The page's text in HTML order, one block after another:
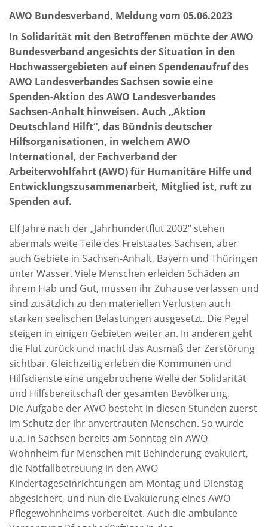
AWO Bundesverband, Meldung vom 05.06.2023
In Solidarität mit den Betroffenen möchte der AWO
Bundesverband angesichts der Situation in den
Hochwassergebieten auf einen Spendenaufruf des
AWO Landesverbandes Sachsen sowie eine
Spenden-Aktion des AWO Landesverbandes
Sachsen-Anhalt hinweisen. Auch „Aktion
Deutschland Hilft“, das Bündnis deutscher
Hilfsorganisationen, in welchem AWO
International, der Fachverband der
Arbeiterwohlfahrt (AWO) für Humanitäre Hilfe und
Entwicklungszusammenarbeit, Mitglied ist, ruft zu
Spenden auf.
Elf Jahre nach der „Jahrhundertflut 2002“ stehen
abermals weite Teile des Freistaates Sachsen, aber
auch Gebiete in Sachsen-Anhalt, Bayern und Thüringen
unter Wasser. Viele Menschen erleiden Schäden an
ihrem Hab und Gut, müssen ihr Zuhause verlassen und
sind zusätzlich zu den materiellen Verlusten auch
starken seelischen Belastungen ausgesetzt. Die Pegel
steigen in einigen Gebieten weiter an. In anderen geht
die Flut zurück und macht das Ausmaß der Zerstörung
sichtbar. Gleichzeitig erleben die Kommunen und
Hilfsdienste eine ungebrochene Welle der Solidarität
und Hilfsbereitschaft der gesamten Bevölkerung.
Die Aufgabe der AWO besteht in diesen Stunden zuerst
im Schutz der ihr anvertrauten Menschen. So wurde
u.a. in Sachsen bereits am Sonntag ein AWO
Wohnheim für Menschen mit Behinderung evakuiert,
die Notfallbetreuung in den AWO
Kindertageseinrichtungen am Montag und Dienstag
abgesichert, und nun die Evakuierung eines AWO
Pflegewohnheims vorbereitet. Auch die ambulante